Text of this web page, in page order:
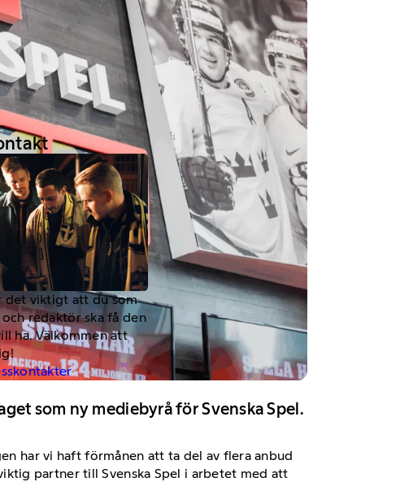
det viktigt att du som
redaktör ska få den
ha. Välkommen att
som ny mediebyrå för Svenska Spel.
har vi haft förmånen att ta del av flera anbud
partner till Svenska Spel i arbetet med att